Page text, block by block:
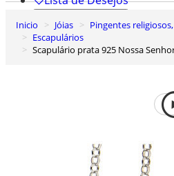
0
Carrinho de Compras
Inicio Jóias
Pingentes
Escapulários
Scapulário prata 925 Nossa